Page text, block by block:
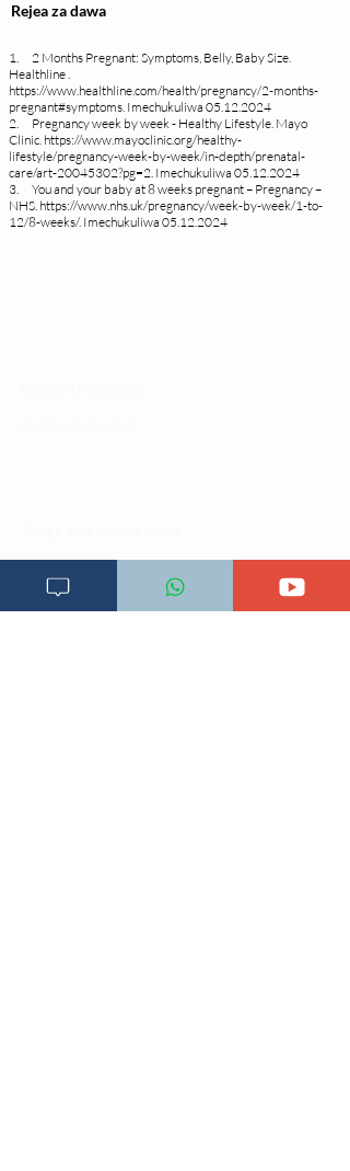
Rejea za dawa
1. 2 Months Pregnant: Symptoms, Belly, Baby Size.
Healthline .
https://www.healthline.com/health/pregnancy/2-months-
pregnant#symptoms. Imechukuliwa 05.12.2024
2. Pregnancy week by week - Healthy Lifestyle. Mayo
Clinic. https://www.mayoclinic.org/healthy-
lifestyle/pregnancy-week-by-week/in-depth/prenatal-
care/art-20045302?pg=2. Imechukuliwa 05.12.2024
3. You and your baby at 8 weeks pregnant – Pregnancy –
NHS. https://www.nhs.uk/pregnancy/week-by-week/1-to-
12/8-weeks/. Imechukuliwa 05.12.2024
Kuhusu ULY CLINIC
Kamusi ya ULY CLINIC